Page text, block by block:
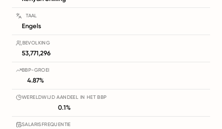
TAAL
Engels
BEVOLKING
53,771,296
BBP-GROEI
4.87%
WERELDWIJD AANDEEL IN HET BBP
0.1%
SALARISFREQUENTIE